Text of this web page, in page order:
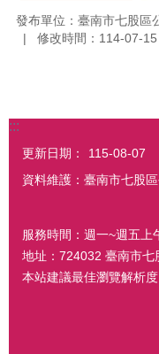
發布單位：臺南市七股區
修改時間：114-07-15
:::
更新日期：
115-08-07
資料維護：臺南市七股
服務時間：週一~週五
地址：724032 臺南市七
本站建議最佳瀏覽解析